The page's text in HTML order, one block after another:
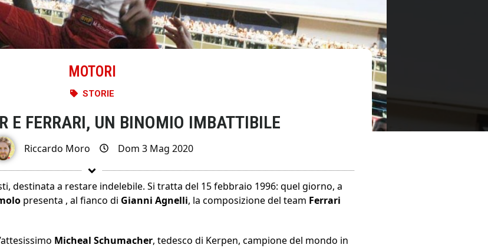
MOTORI
STORIE
E FERRARI, UN BINOMIO IMBATTIBILE
Riccardo Moro Dom 3 Mag 2020
destinata a restare indelebile. Si tratta del 15 febbraio 1996: quel giorno, a
presenta , al fianco di Gianni Agnelli, la composizione del team Ferrari
Micheal Schumacher, tedesco di Kerpen, campione del mondo in